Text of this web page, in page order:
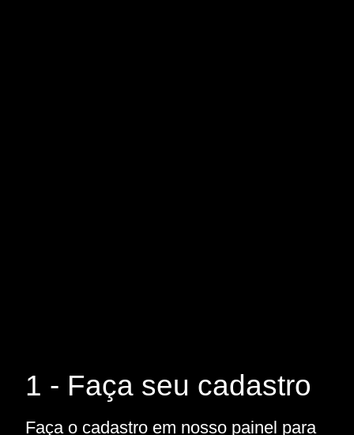
1 - Faça seu cadastro
Faça o cadastro em nosso painel para